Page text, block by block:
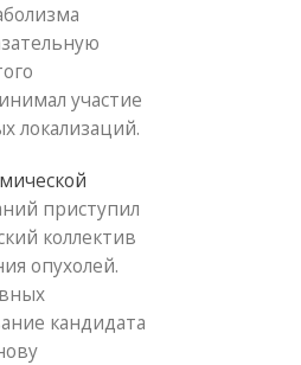
участие
локализаций.
приступил
коллектив
опухолей.
кандидата